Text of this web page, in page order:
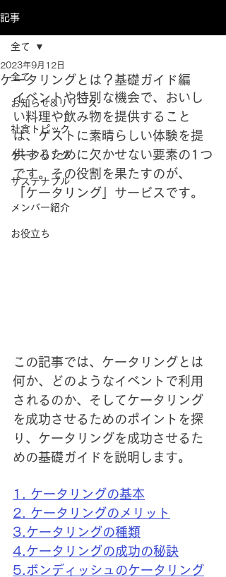
記事
全て
お知らせ&リリース
社食トピック
ケータリング
サステナブル
メンバー紹介
お役立ち
全て
ケータリングとは？基礎ガイド編
2023年9月12日
イベントや特別な機会で、おいし
い料理や飲み物を提供すること
は、ゲストに素晴らしい体験を提
供するために欠かせない要素の1つ
です。その役割を果たすのが、
「ケータリング」サービスです。
この記事では、ケータリングとは
何か、どのようなイベントで利用
されるのか、そしてケータリング
を成功させるためのポイントを探
り、ケータリングを成功させるた
めの基礎ガイドを説明します。
1. ケータリングの基本
2. ケータリングのメリット
3.ケータリングの種類
4.ケータリングの成功の秘訣
5.ボンディッシュのケータリング